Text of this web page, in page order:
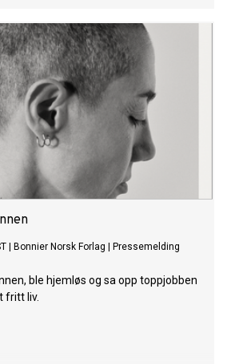
Bonnier Norsk Forlag Pressemelding
ble hjemløs og sa opp toppjobben
fritt liv.